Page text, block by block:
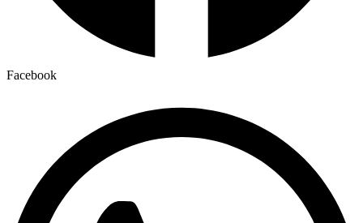
Facebook